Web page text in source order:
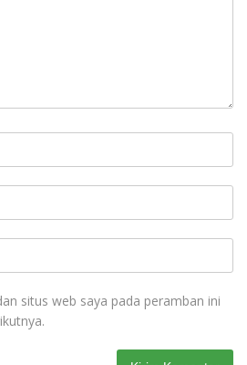
situs web saya pada peramban ini